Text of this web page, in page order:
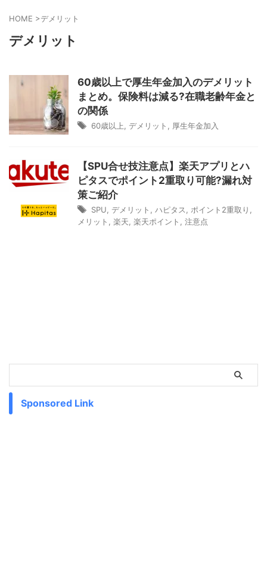
HOME >デメリット
デメリット
60歳以上で厚生年金加入のデメリット
まとめ。保険料は減る?在職老齢年金と
の関係
60歳以上 デメリット 厚生年金加入
【SPU合せ技注意点】楽天アプリとハ
ピタスでポイント2重取り可能?漏れ対
策ご紹介
SPU デメリット ハピタス ポイント2重取り
メリット
楽天 楽天ポイント 注意点
Sponsored Link